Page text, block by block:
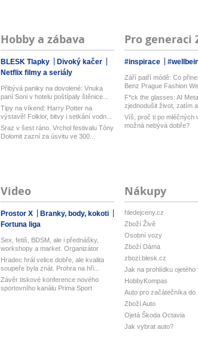
Hobby a zábava
BLESK Tlapky
Divoký kačer
Netflix filmy a seriály
Přibývá paniky na dovolené: Vnuka
paní Soni v hotelu poštípaly štěnice...
Tipy na víkend: Harry Potter na
výstavě! Folklor, bitvy i setkání vodn...
Sraz v šest ráno. Vrchol festivalu Tóny
Dolomit zazní za úsvitu ve 300...
Pro generaci
#inspirace
Září patří módě: Co
Benz Prague Fashion
F*ck the glasses: AI
zjednodušit život, zatím
Víš, proč ti po mléčných
možná nebývá dobře?
Video
Prostor X
Branky, body, kokoti
Fortuna liga
Sex, fetiš, BDSM, ale i přednášky,
workshopy a market. Organizátor
Pra...
Hradec hrál velice dobře, ale kvalita
soupeře byla znát. Prohra na hři...
Závěr tiskové konference nového
sportovního kanálu Prima Sport
Nákupy
hledejceny.cz
Zboží Živě
Osobní vozy
Zboží Dáma
zbozi.blesk.cz
Jak na prohlídku ojetého
HobbyKompas
Auto pro začátečníka do
Zboží Auto
Ojetá Škoda Octavia
Jak vybrat auto?